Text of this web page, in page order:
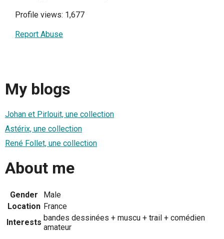
Profile views: 1,677
Report Abuse
My blogs
Johan et Pirlouit, une collection
Astérix, une collection
René Follet, une collection
About me
Gender
Male
Location France
Interests bandes dessinées + muscu + trail + comédien
amateur